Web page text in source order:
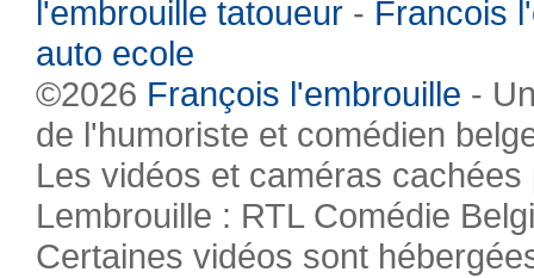
l'embrouille tatoueur - Francois
auto ecole
©2026 François l'embrouille -
de l'humoriste et comédien
Les vidéos et caméras
Lembrouille : RTL Comédie
Certaines vidéos sont